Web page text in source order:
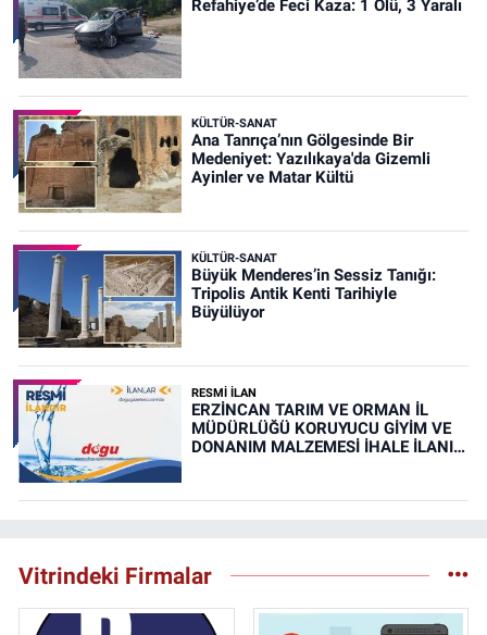
Refahiye’de Feci Kaza: 1 Ölü, 3 Yaralı
KÜLTÜR-SANAT
Ana Tanrıça’nın Gölgesinde Bir
Medeniyet: Yazılıkaya'da Gizemli
Ayinler ve Matar Kültü
KÜLTÜR-SANAT
Büyük Menderes’in Sessiz Tanığı:
Tripolis Antik Kenti Tarihiyle
Büyülüyor
RESMİ İLAN
ERZİNCAN TARIM VE ORMAN İL
MÜDÜRLÜĞÜ KORUYUCU GİYİM VE
DONANIM MALZEMESİ İHALE İLANI
Vitrindeki Firmalar